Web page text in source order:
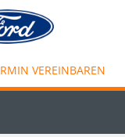
VEREINBAREN